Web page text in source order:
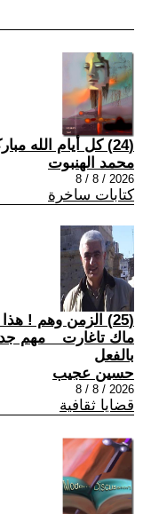
(24) كل أيام الله مباركة
محمد الهنبوت
2026 / 8 / 8
كتابات ساخرة
(25) الزمن وهم !
ماك تاغارت _ مهم
بالفعل
حسين عجيب
2026 / 8 / 8
قضايا ثقافية